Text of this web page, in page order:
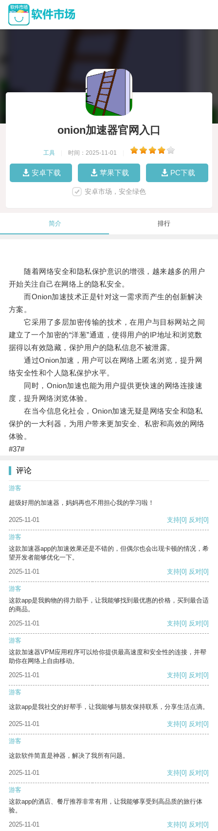
onion加速器官网入口
工具 时间：2025-11-01
安卓下载 苹果下载 PC下载
安卓市场，安全绿色
简介 排行
随着网络安全和隐私保护意识的增强，越来越多的用户
开始关注自己在网络上的隐私安全。
而Onion加速技术正是针对这一需求而产生的创新解决
方案。
它采用了多层加密传输的技术，在用户与目标网站之间
建立了一个加密的“洋葱”通道，使得用户的IP地址和浏览数
据得以有效隐藏，保护用户的隐私信息不被泄露。
通过Onion加速，用户可以在网络上匿名浏览，提升网
络安全性和个人隐私保护水平。
同时，Onion加速也能为用户提供更快速的网络连接速
度，提升网络浏览体验。
在当今信息化社会，Onion加速无疑是网络安全和隐私
保护的一大利器，为用户带来更加安全、私密和高效的网络
体验。
#37#
评论
游客
超级好用的加速器，妈妈再也不用担心我的学习啦！
2025-11-01 支持[0] 反对[0]
游客
这款加速器app的加速效果还是不错的，但偶尔也会出现卡顿的情况，希
望开发者能够优化一下。
2025-11-01
支持[0] 反对[0]
游客
这款app是我购物的得力助手，让我能够找到最优惠的价格，买到最合适
的商品。
2025-11-01
支持[0] 反对[0]
游客
这款加速器VPM应用程序可以给你提供最高速度和安全性的连接，并帮
助你在网络上自由移动。
2025-11-01
支持[0] 反对[0]
游客
这款app是我社交的好帮手，让我能够与朋友保持联系，分享生活点滴。
2025-11-01 支持[0] 反对[0]
游客
这款软件简直是神器，解决了我所有问题。
2025-11-01 支持[0] 反对[0]
游客
这款app的酒店、餐厅推荐非常有用，让我能够享受到高品质的旅行体
验。
2025-11-01
支持[0] 反对[0]